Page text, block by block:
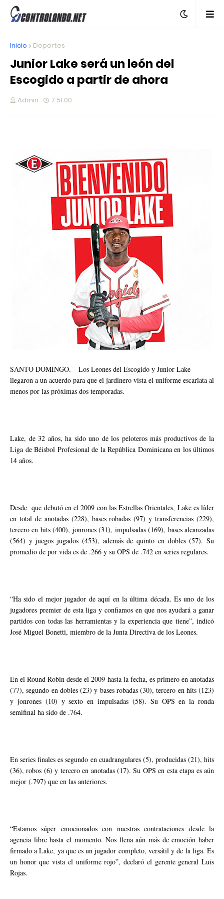
Inicio Deportes
Junior Lake será un león del
Escogido a partir de ahora
Admin 7:51:00
SANTO DOMINGO. – Los Leones del Escogido y Junior Lake
llegaron a un acuerdo para que el jardinero vista el uniforme escarlata al
menos por las próximas dos temporadas.
Lake, de 32 años, ha sido uno de los peloteros más productivos de la
Liga de Béisbol Profesional de la República Dominicana en los últimos
14 años.
Desde que debutó en el 2009 con las Estrellas Orientales, Lake es líder
en total de anotadas (228), bases robadas (97) y transferencias (229),
tercero en hits (400), jonrones (31), impulsadas (169), bases alcanzadas
(564) y juegos jugados (453), además de quinto en dobles (57). Su
promedio de por vida es de .266 y su OPS de .742 en series regulares.
“Ha sido el mejor jugador de aquí en la última década. Es uno de los
jugadores premier de esta liga y confiamos en que nos ayudará a ganar
partidos con todas las herramientas y la experiencia que tiene”, indicó
José Miguel Bonetti, miembro de la Junta Directiva de los Leones.
En el Round Robin desde el 2009 hasta la fecha, es primero en anotadas
(77), segundo en dobles (23) y bases robadas (30), tercero en hits (123)
y jonrones (10) y sexto en impulsadas (58). Su OPS en la ronda
semifinal ha sido de .764.
En series finales es segundo en cuadrangulares (5), producidas (21), hits
(36), robos (6) y tercero en anotadas (17). Su OPS en esta etapa es aún
mejor (.797) que en las anteriores.
“Estamos súper emocionados con nuestras contrataciones desde la
agencia libre hasta el momento. Nos llena aún más de emoción haber
firmado a Lake, ya que es un jugador completo, versátil y de la liga. Es
un honor que vista el uniforme rojo”, declaró el gerente general Luis
Rojas.